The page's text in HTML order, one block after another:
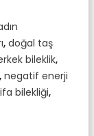
, doğal taş
bileklik,
, negatif enerji
bilekliği,